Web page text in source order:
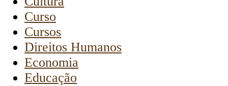
Curso
Cursos
Direitos Humanos
Economia
Educação